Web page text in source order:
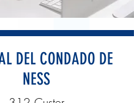
DEL CONDADO DE
NESS